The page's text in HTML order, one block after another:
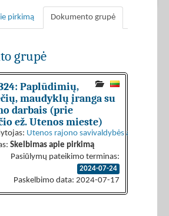
pirkimą Dokumento grupė
grupė
Paplūdimių,
maudyklų įranga su
darbais (prie
ež. Utenos mieste)
Utenos rajono savivaldybės
Skelbimas apie pirkimą
Pasiūlymų pateikimo terminas:
2024-07-24
Paskelbimo data: 2024-07-17